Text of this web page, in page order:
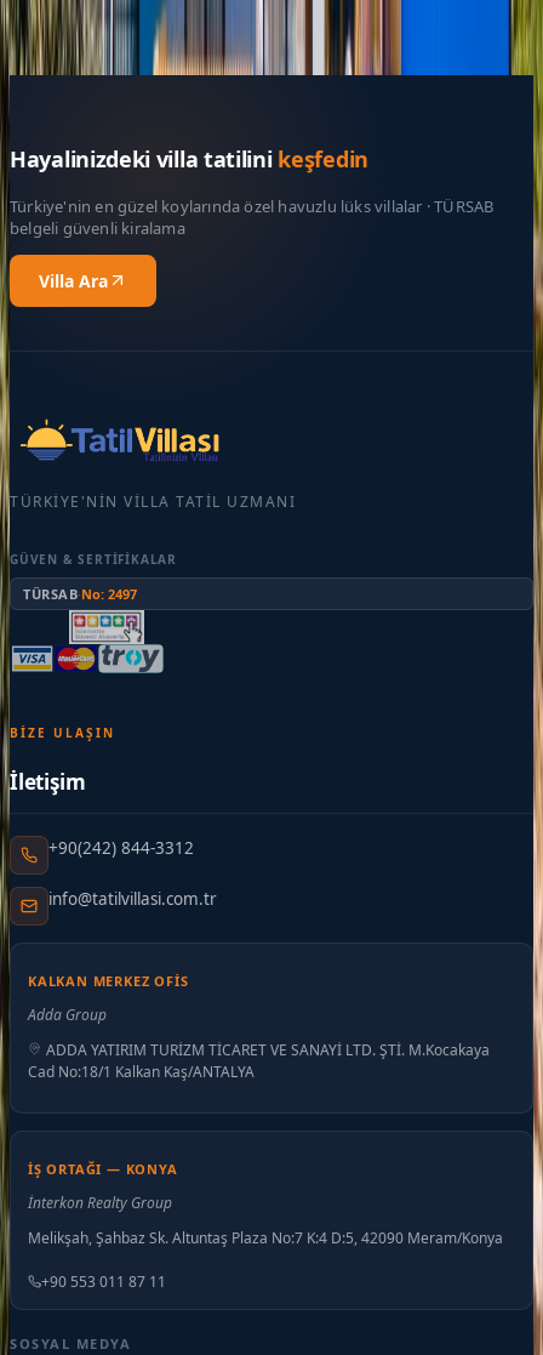
Rezerve Et
Hayalinizdeki villa tatilini keşfedin
Türkiye'nin en güzel koylarında özel havuzlu lüks villalar · TÜRSAB
belgeli güvenli kiralama
Villa Ara
TÜRKIYE'NIN VILLA TATIL UZMANI
GÜVEN & SERTIFIKALAR
TÜRSAB·No: 2497
BIZE ULAŞIN
İletişim
+90(242) 844-3312
info@tatilvillasi.com.tr
KALKAN MERKEZ OFIS
Adda Group
ADDA YATIRIM TURİZM TİCARET VE SANAYİ LTD. ŞTİ. M.Kocakaya
Cad No:18/1 Kalkan Kaş/ANTALYA
İŞ ORTAĞI — KONYA
İnterkon Realty Group
Melikşah, Şahbaz Sk. Altuntaş Plaza No:7 K:4 D:5, 42090 Meram/Konya
+90 553 011 87 11
SOSYAL MEDYA